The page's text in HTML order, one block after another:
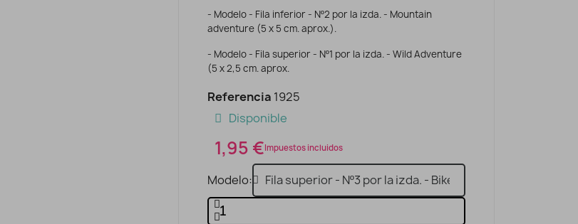
- Modelo - Fila inferior - Nº2 por la izda. - Mountain
adventure (5 x 5 cm. aprox.).
- Modelo - Fila superior - Nº1 por la izda. - Wild Adventure
(5 x 2,5 cm. aprox.
Referencia 1925
Disponible
1,95 €Impuestos incluidos
Modelo